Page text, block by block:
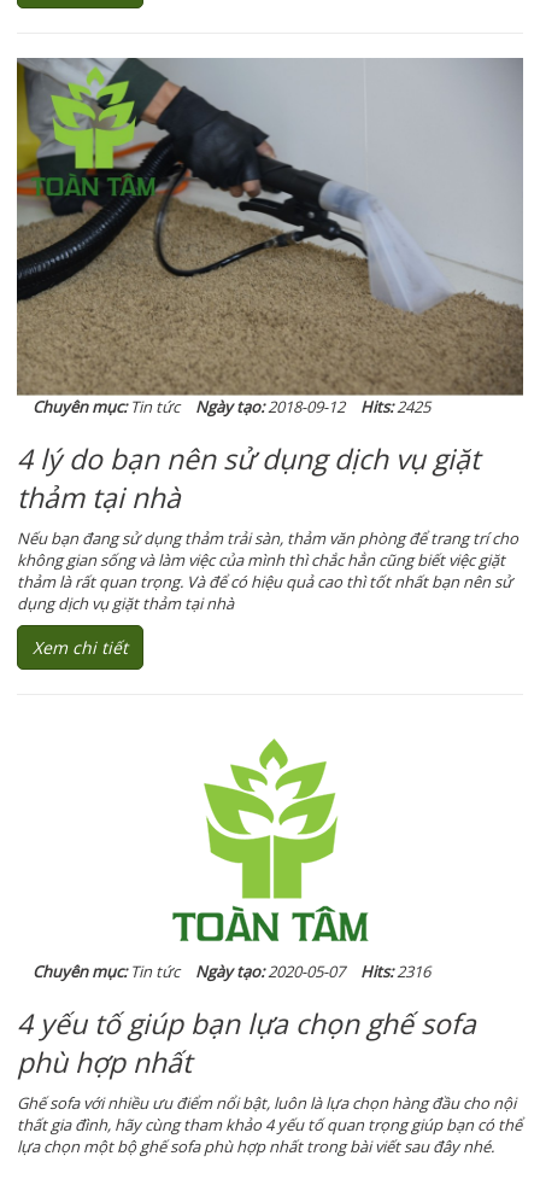
Chuyên mục:Tin tức Ngày tạo:2018-09-12 Hits:2425
4 lý do bạn nên sử dụng dịch vụ giặt
thảm tại nhà
Nếu bạn đang sử dụng thảm trải sàn, thảm văn phòng để trang trí cho
không gian sống và làm việc của mình thì chắc hẳn cũng biết việc giặt
thảm là rất quan trọng. Và để có hiệu quả cao thì tốt nhất bạn nên sử
dụng dịch vụ giặt thảm tại nhà
Xem chi tiết
Chuyên mục:Tin tức Ngày tạo:2020-05-07 Hits:2316
4 yếu tố giúp bạn lựa chọn ghế sofa
phù hợp nhất
Ghế sofa với nhiều ưu điểm nổi bật, luôn là lựa chọn hàng đầu cho nội
thất gia đình, hãy cùng tham khảo 4 yếu tố quan trọng giúp bạn có thể
lựa chọn một bộ ghế sofa phù hợp nhất trong bài viết sau đây nhé.